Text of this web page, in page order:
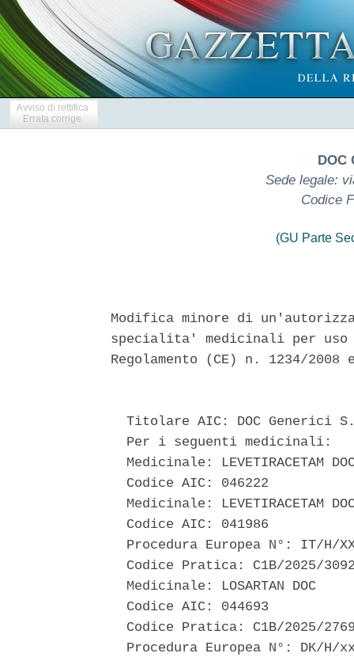
Avviso di rettifica
Errata corrige
DOC
Sede legale:
Codice
(GU Parte
Modifica minore di
specialita' medicinali per uso
Regolamento (CE) n. 1234/
Titolare AIC: DOC Generici
  Per i seguenti medicinali:
Medicinale: LEVETIRACETAM
  Codice AIC: 046222
Medicinale: LEVETIRACETAM
  Codice AIC: 041986
Procedura Europea N°: IT/H/
Codice Pratica: C1B/2025/
  Medicinale: LOSARTAN DOC
  Codice AIC: 044693
Codice Pratica: C1B/2025/
Procedura Europea N°: DK/H/